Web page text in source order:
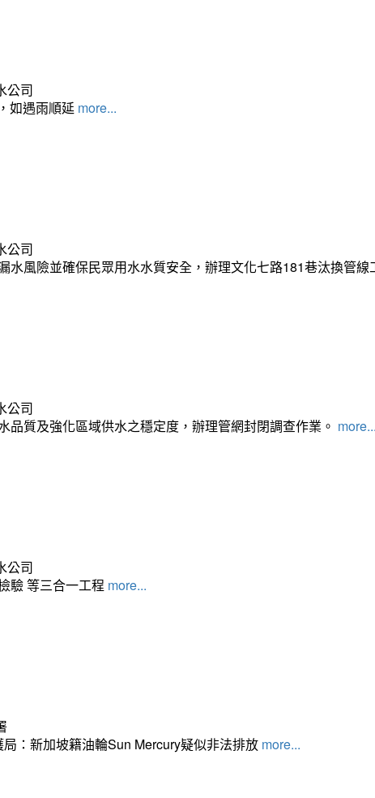
公司
如遇雨順延 more...
公司
水風險並確保民眾用水水質安全，辦理文化七路181巷汰換管
公司
品質及強化區域供水之穩定度，辦理管網封閉調查作業。 more...
公司
驗 等三合一工程 more...
：新加坡籍油輪Sun Mercury疑似非法排放 more...